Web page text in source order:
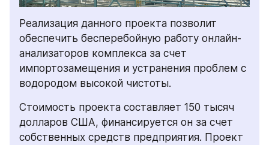
Реализация данного проекта позволит
обеспечить бесперебойную работу онлайн-
анализаторов комплекса за счет
импортозамещения и устранения проблем с
водородом высокой чистоты.
Стоимость проекта составляет 150 тысяч
долларов США, финансируется он за счет
собственных средств предприятия. Проект